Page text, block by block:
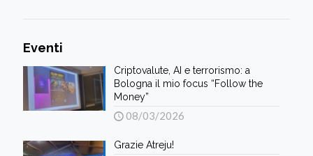
Eventi
Criptovalute, AI e terrorismo: a
Bologna il mio focus “Follow the
Money”
08/03/2026
Grazie Atreju!